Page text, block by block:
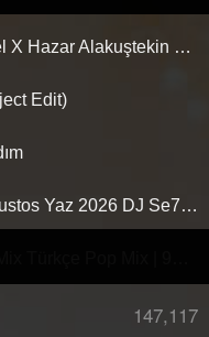
Sıla - GOL ! (Mehmetcan Yücel X Hazar Alakuştekin Remix)
Edit)
Promo Vip %100% Türkçe Ağustos Yaz 2026 DJ Se7en Live
147,117